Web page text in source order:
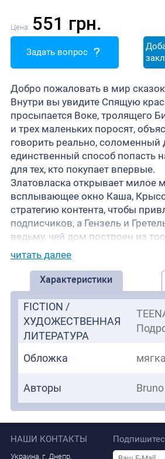
Цена: 551 грн.
Задать вопрос
Добро пожаловать в мир
Внутри вы увидите Спящую
просыпается Воке, тролящего
и трех маленьких поросят,
говорить реально, соломенный
единственный способ попасть
для тех, кто покупает впервые.
Златовласка открывает милое
всплывающее окно Каша,
стратегию контента, чтобы
подписчиков, а Гензель и
ведьму, чей дом построен из
читать далее
Характеристики
FICTION /
ХУДОЖЕСТВЕННАЯ
ЛИТЕРАТУРА
Обложка
Авторы
НАШИ КОНТАКТЫ
Украина, г. Днепр.